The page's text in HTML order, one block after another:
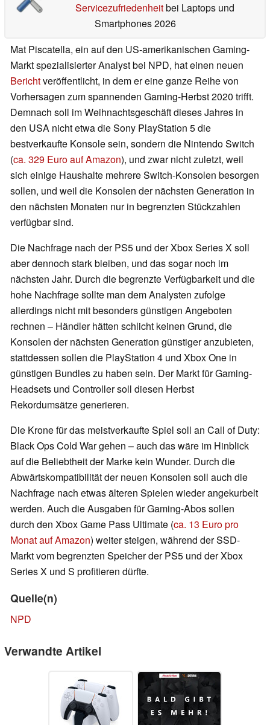
Servicezufriedenheitbei Laptops und
Smartphones 2026
Mat Piscatella, ein auf den US-amerikanischen Gaming-
Markt spezialisierter Analyst bei NPD, hat einen neuen
Berichtveröffentlicht, in dem er eine ganze Reihe von
Vorhersagen zum spannenden Gaming-Herbst 2020 trifft.
Demnach soll im Weihnachtsgeschäft dieses Jahres in
den USA nicht etwa die Sony PlayStation 5 die
bestverkaufte Konsole sein, sondern die Nintendo Switch
(ca. 329 Euro auf Amazon), und zwar nicht zuletzt, weil
sich einige Haushalte mehrere Switch-Konsolen besorgen
sollen, und weil die Konsolen der nächsten Generation in
den nächsten Monaten nur in begrenzten Stückzahlen
verfügbar sind.
Die Nachfrage nach der PS5 und der Xbox Series X soll
aber dennoch stark bleiben, und das sogar noch im
nächsten Jahr. Durch die begrenzte Verfügbarkeit und die
hohe Nachfrage sollte man dem Analysten zufolge
allerdings nicht mit besonders günstigen Angeboten
rechnen – Händler hätten schlicht keinen Grund, die
Konsolen der nächsten Generation günstiger anzubieten,
stattdessen sollen die PlayStation 4 und Xbox One in
günstigen Bundles zu haben sein. Der Markt für Gaming-
Headsets und Controller soll diesen Herbst
Rekordumsätze generieren.
Die Krone für das meistverkaufte Spiel soll an Call of Duty:
Black Ops Cold War gehen – auch das wäre im Hinblick
auf die Beliebtheit der Marke kein Wunder. Durch die
Abwärtskompatibilität der neuen Konsolen soll auch die
Nachfrage nach etwas älteren Spielen wieder angekurbelt
werden. Auch die Ausgaben für Gaming-Abos sollen
durch den Xbox Game Pass Ultimate (ca. 13 Euro pro
Monat auf Amazon) weiter steigen, während der SSD-
Markt vom begrenzten Speicher der PS5 und der Xbox
Series X und S profitieren dürfte.
Quelle(n)
NPD
Verwandte Artikel